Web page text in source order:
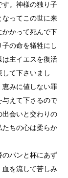
す。神様の独り子
なってこの世に来
かかって死んで下
の命を犠牲にし
は主イエスを復活
て下さいまし
恵みに値しない罪
与えて下さるので
出会いと交わりの
たちの心は柔らか
パンと杯にあず
血を流して苦しみ